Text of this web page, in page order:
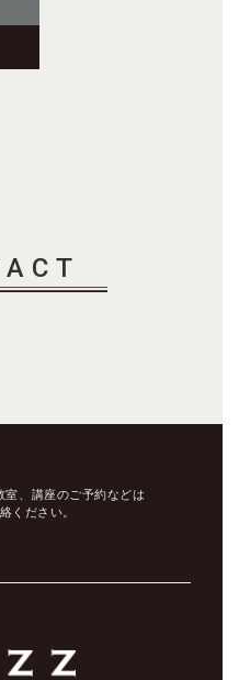
室、講座のご予約などは
ください。